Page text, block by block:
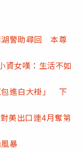
湖警助尋回 本尊
女嘆：生活不如
包進白大褂」 下
美出口連4月奪第
暴